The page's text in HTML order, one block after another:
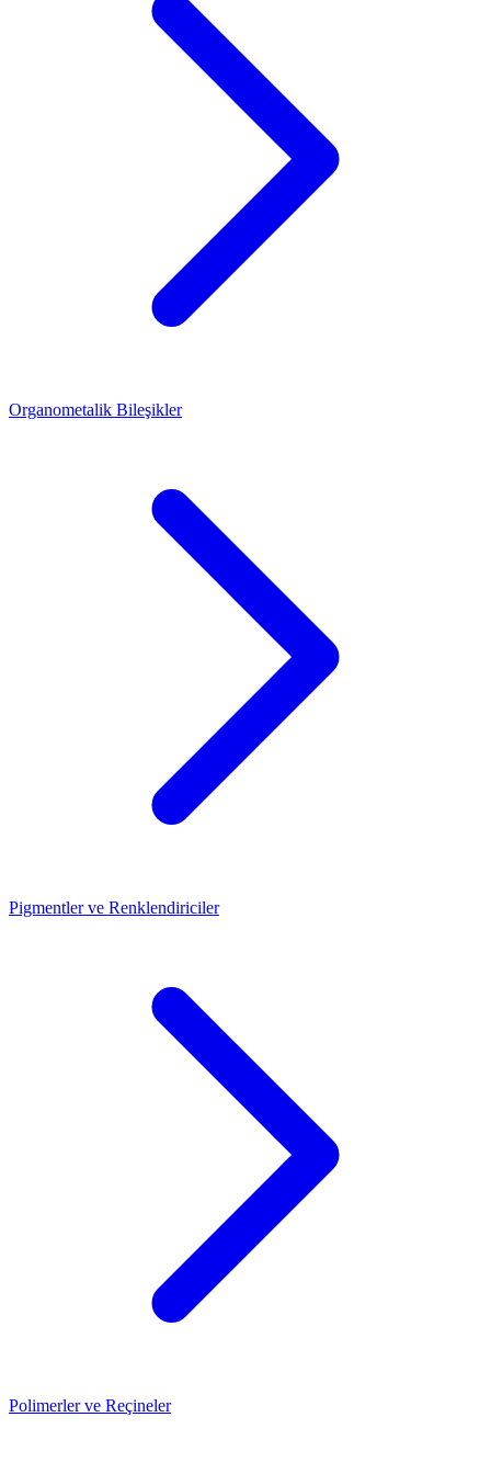
Organometalik Bileşikler
Pigmentler ve Renklendiriciler
Polimerler ve Reçineler